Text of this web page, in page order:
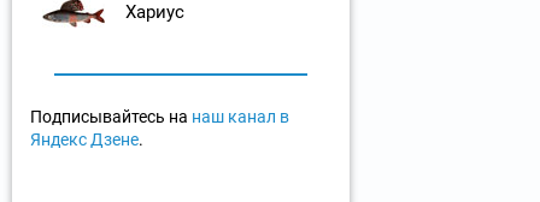
Хариус
Подписывайтесь на наш канал в
Яндекс Дзене.